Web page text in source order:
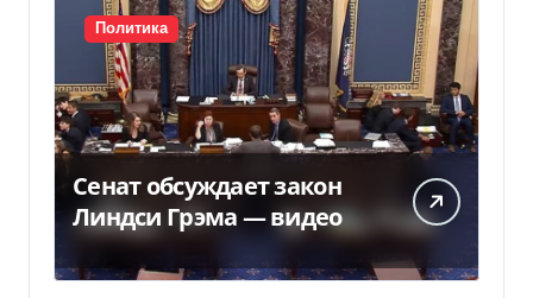
Политика
Сенат обсуждает закон
Линдси Грэма — видео